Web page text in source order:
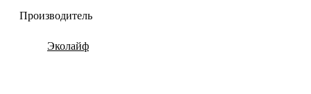
Производитель
Эколайф